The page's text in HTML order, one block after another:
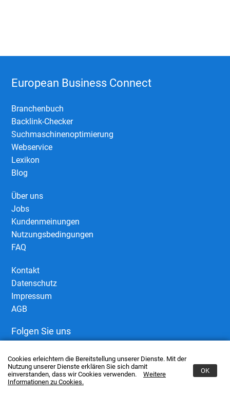
Cookies erleichtern die Bereitstellung unserer Dienste. Mit der
Nutzung unserer Dienste erklären Sie sich damit
einverstanden, dass wir Cookies verwenden.
Weitere
Informationen zu Cookies.
OK
European Business Connect
Branchenbuch
Backlink-Checker
Suchmaschinenoptimierung
Webservice
Lexikon
Blog
Über uns
Jobs
Kundenmeinungen
Nutzungsbedingungen
FAQ
Kontakt
Datenschutz
Impressum
AGB
Folgen Sie uns
© 2006–2026 European Business Connect